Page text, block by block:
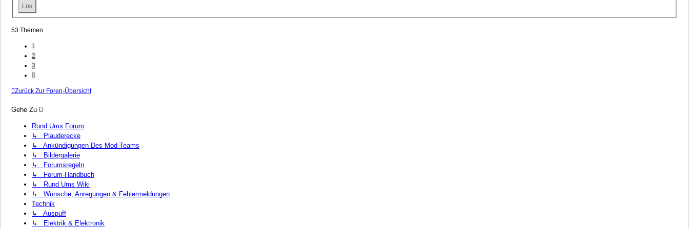
53 Themen
1
2
3
Zurück Zur Foren-Übersicht
Gehe Zu
Rund Ums Forum
↳ Plauderecke
↳ Ankündigungen Des Mod-Teams
↳ Bildergalerie
↳ Forumsregeln
↳ Forum-Handbuch
↳ Rund Ums Wiki
↳ Wünsche, Anregungen & Fehlermeldungen
Technik
↳ Auspuff
↳ Elektrik & Elektronik